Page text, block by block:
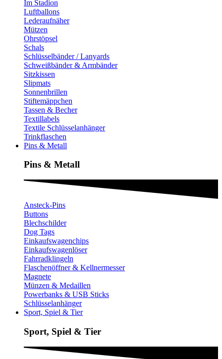
Im Stadion
Luftballons
Lederaufnäher
Mützen
Ohrstöpsel
Schals
Schlüsselbänder / Lanyards
Schweißbänder & Armbänder
Sitzkissen
Slipmats
Sonnenbrillen
Stiftemäppchen
Tassen & Becher
Textillabels
Textile Schlüsselanhänger
Trinkflaschen
Pins & Metall
Pins & Metall​
Ansteck-Pins
Buttons
Blechschilder
Dog Tags
Einkaufswagenchips
Einkaufswagenlöser
Fahrradklingeln
Flaschenöffner & Kellnermesser
Magnete
Münzen & Medaillen
Powerbanks & USB Sticks
Schlüsselanhänger
Sport, Spiel & Tier
Sport, Spiel & Tier